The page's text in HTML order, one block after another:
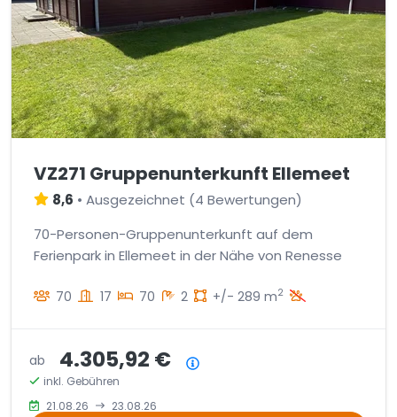
VZ271 Gruppenunterkunft Ellemeet
8,6 • Ausgezeichnet (4 Bewertungen)
70-Personen-Gruppenunterkunft auf dem
Ferienpark in Ellemeet in der Nähe von Renesse
70 17 70 2 +/- 289 m2
ab 4.305,92 €
inkl. Gebühren
21.08.26
23.08.26